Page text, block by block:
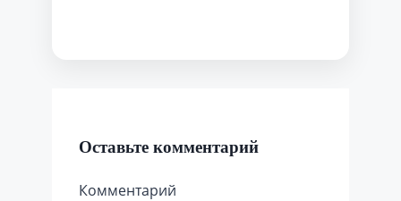
Оставьте комментарий
Комментарий